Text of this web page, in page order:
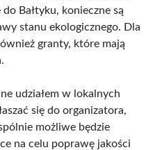
Bałtyku, konieczne są
stanu ekologicznego. Dla
granty, które mają
udziałem w lokalnych
się do organizatora,
możliwe będzie
na celu poprawę jakości